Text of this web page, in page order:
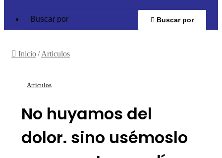
Buscar por
Inicio/ Articulos
Articulos
No huyamos del
dolor. sino usémoslo